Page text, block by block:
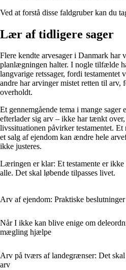
Ved at forstå disse faldgruber kan du
Lær af tidligere sager
Flere kendte arvesager i Danmark har
planlægningen halter. I nogle tilfælde
langvarige retssager, fordi testamentet
andre har arvinger mistet retten til
overholdt.
Et gennemgående tema i mange sager
efterlader sig arv – ikke har tænkt
livssituationen påvirker testamentet.
et salg af ejendom kan ændre hele
ikke justeres.
Læringen er klar: Et testamente er
alle. Det skal løbende tilpasses livet.
Arv af ejendom: Praktiske
Når I ikke kan blive enige om
mægling hjælpe
Arv på tværs af landegrænser: Det
arv